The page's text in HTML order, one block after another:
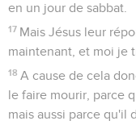
en un jour de sabbat.
17 Mais Jésus leur
maintenant, et moi je
18 A cause de cela
le faire mourir, parce
mais aussi parce qu'il